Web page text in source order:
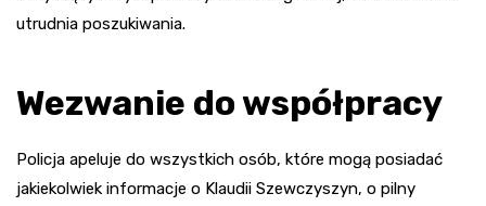
utrudnia poszukiwania.
Wezwanie do współpracy
Policja apeluje do wszystkich osób, które mogą posiadać
jakiekolwiek informacje o Klaudii Szewczyszyn, o pilny